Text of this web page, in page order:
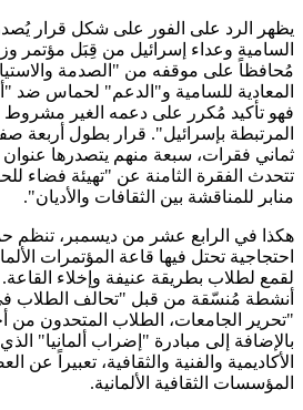
يظهر الرد على الفور على شكل قرار
السامية وعداء إسرائيل من قِبَل مؤتمر
مُحافظاً على موقفه من "الصدمة
المعادية للسامية و"الدعم" لحماس ضد
فهو تأكيد مُكرر على دعمه الغير مشروط
المرتبطة بإسرائيل". قرار بطول أربعة
ثماني فقرات، سبعة منهم يتصدرها عنوان
تتحدث الفقرة الثامنة عن "تهيئة فضاء
منابر للمناقشة بين الثقافات والأديان".
هكذا في الرابع عشر من ديسمبر، تنظم
احتجاجية تحتل فيها قاعة المؤتمرات
لقمع لطلاب بطريقة عنيفة وإخلاء
أنشطة مُنسّقة من قبل "تحالف الطلاب
"تحرير الجامعات، الطلاب المتحدون
بالإضافة إلى مبادرة "إضراب ألمانيا"
الأكاديمية والفنية والثقافية، تعبيراً عن
المؤسسات الثقافية الألمانية.